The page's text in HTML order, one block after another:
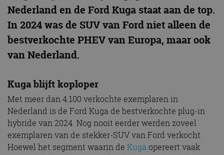
Nederland en de Ford Kuga staat aan de top.
In 2024 was de SUV van Ford niet alleen de
bestverkochte PHEV van Europa, maar ook
van Nederland.
Kuga blijft koploper
Met meer dan 4.100 verkochte exemplaren in
Nederland is de Ford Kuga de bestverkochte plug-in
hybride van 2024. Nog nooit eerder werden zoveel
exemplaren van de stekker-SUV van Ford verkocht.
Hoewel het segment waarin de Kugaopereert vaak